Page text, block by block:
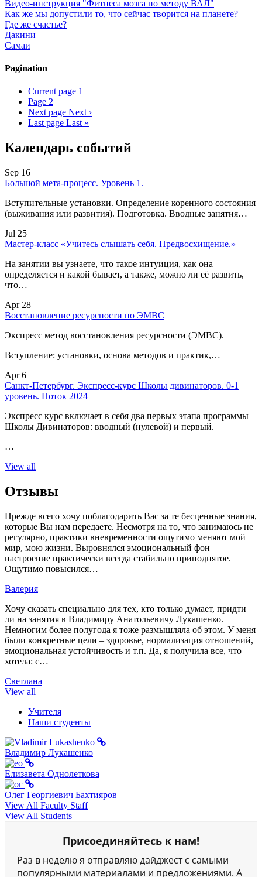
Видео-инструкция "Фитнеса мозга по методу ВАЛ"
Как же мы допустили то, что сейчас творится на планете?
Где же счастье?
Дакини
Самаи
Pagination
Current page 1
Page 2
Next page Next ›
Last page Last »
Календарь событий
Sep 16
Большой мета-процесс. Уровень 1.
Вступительные установки. Определение коренного состояния
(выживания или развития). Подготовка. Вводные занятия…
Jul 25
Мастер-класс «Учитесь слышать себя. Предвосхищение.»
На занятии вы узнаете, что такое интуиция, как она
определяется и какой бывает, а также, можно ли её развить,
что…
Apr 28
Восстановление ресурсности по ЭМВС
Экспресс метод восстановления ресурсности (ЭМВС).
Вступление: установки, основа методов и практик,…
Apr 6
Санкт-Петербург. Экспресс-курс Школы дивинаторов. 0-1
уровень. Поток 2024
Экспресс курс включает в себя два первых этапа программы
Школы Дивинаторов: вводный (нулевой) и первый.
…
View all
Отзывы
Прежде всего хочу поблагодарить Вас за те бесценные знания,
которые Вы нам передаете. Несмотря на то, что занимаюсь не
регулярно, практики вневременности ощутимо меняют мой
мир, мою жизни. Выровнялся эмоциональный фон –
настроение практически всегда стабильно приподнятое.
Ощутимо повысился…
Валерия
Хочу сказать специально для тех, кто только думает, придти
ли на занятия в Владимиру Анатольевичу Лукашенко.
Немногим более полугода я тоже размышляла об этом. У меня
были конкретные цели – здоровье, нормализация отношений,
эмоциональная устойчивость и т.п. Да, я получила все, что
хотела: с…
Светлана
View all
Учителя
Наши студенты
Владимир Лукашенко
Елизавета Однолеткова
Олег Георгиевич Бахтияров
View All Faculty Staff
View All Students
Присоединяйтесь к нам!
Раз в неделю я отправляю дайджест с самыми
популярными материалами и предложениями. А